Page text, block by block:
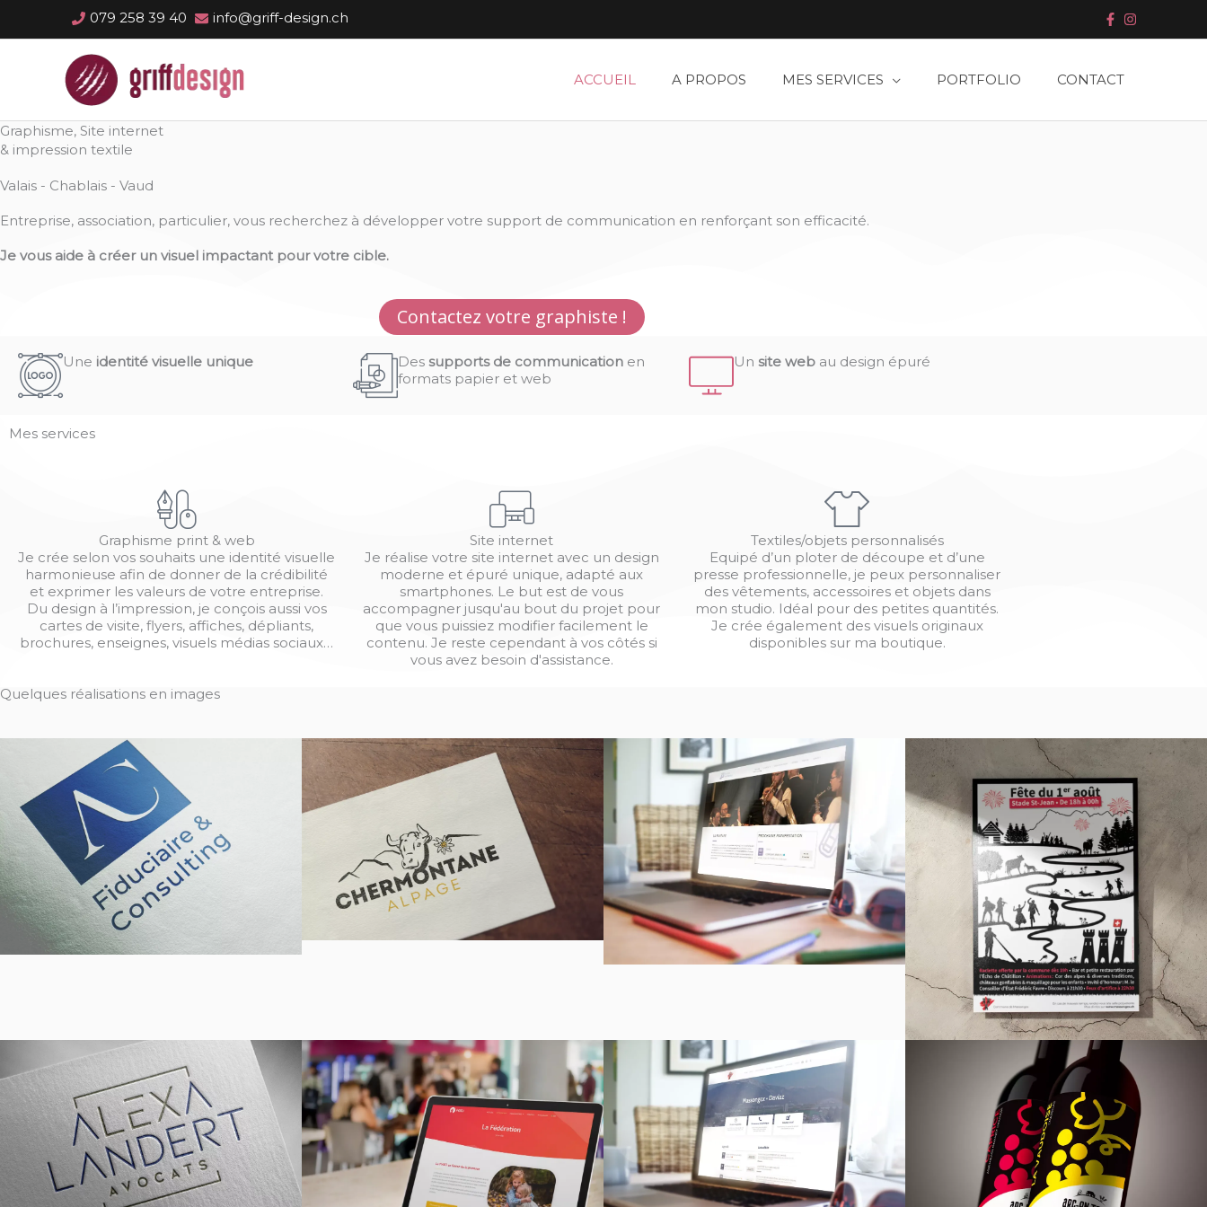
contenu
079 258 39 40 info@griff-design.ch
ACCUEIL A PROPOS MES SERVICES PORTFOLIO CONTACT
Graphisme, Site internet
& impression textile
Valais - Chablais - Vaud
Entreprise, association, particulier, vous recherchez à développer votre support de communication en renforçant son efficacité.
Je vous aide à créer un visuel impactant pour votre cible.
Contactez votre graphiste !
Une identité visuelle unique Dessupports de communication en
formats papier et web
Un site webau design épuré
Mes services
Graphisme print & web
Je crée selon vos souhaits une identité visuelle
harmonieuse afin de donner de la crédibilité
et exprimer les valeurs de votre entreprise.
Du design à l’impression, je conçois aussi vos
cartes de visite, flyers, affiches, dépliants,
brochures, enseignes, visuels médias sociaux…
Site internet
Je réalise votre site internet avec un design
moderne et épuré unique, adapté aux
smartphones. Le but est de vous
accompagner jusqu'au bout du projet pour
que vous puissiez modifier facilement le
contenu. Je reste cependant à vos côtés si
vous avez besoin d'assistance.
Textiles/objets personnalisés
Equipé d’un ploter de découpe et d’une
presse professionnelle, je peux personnaliser
des vêtements, accessoires et objets dans
mon studio. Idéal pour des petites quantités.
Je crée également des visuels originaux
disponibles sur ma boutique.
Quelques réalisations en images